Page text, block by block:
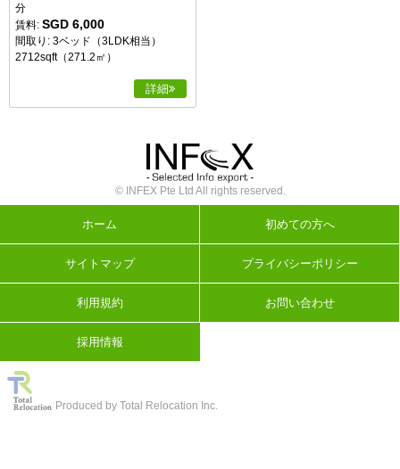
分
賃料: SGD 6,000
間取り: 3ベッド（3LDK相当）
2712sqft（271.2㎡）
詳細
© INFEX Pte Ltd All rights reserved.
ホーム 初めての方へ
サイトマップ プライバシーポリシー
利用規約 お問い合わせ
採用情報
Produced by Total Relocation Inc.